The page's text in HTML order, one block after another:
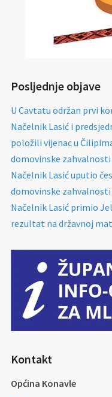
Posljednje objave
U Cavtatu održan prvi
Načelnik Lasić i
položili vijenac u
domovinske
Načelnik Lasić uputio
domovinske
Načelnik Lasić primio
rezultat na državnoj
Kontakt
Općina Konavle